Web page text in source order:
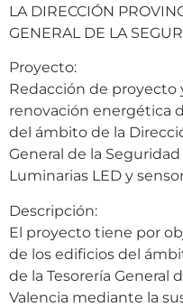
LA DIRECCIÓN
GENERAL DE LA
Proyecto:
Redacción de proyecto
renovación energética
del ámbito de la
General de la
Luminarias LED y
Descripción:
El proyecto tiene por
de los edificios del
de la Tesorería General
Valencia mediante la